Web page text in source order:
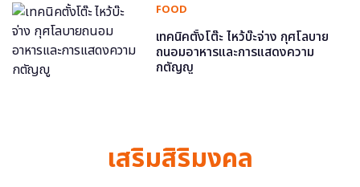
FOOD
เทคนิคตั้งโต๊ะ ไหว้บ๊ะจ่าง กุศโลบาย
ถนอมอาหารและการแสดงความ
กตัญญู
เสริมสิริมงคล